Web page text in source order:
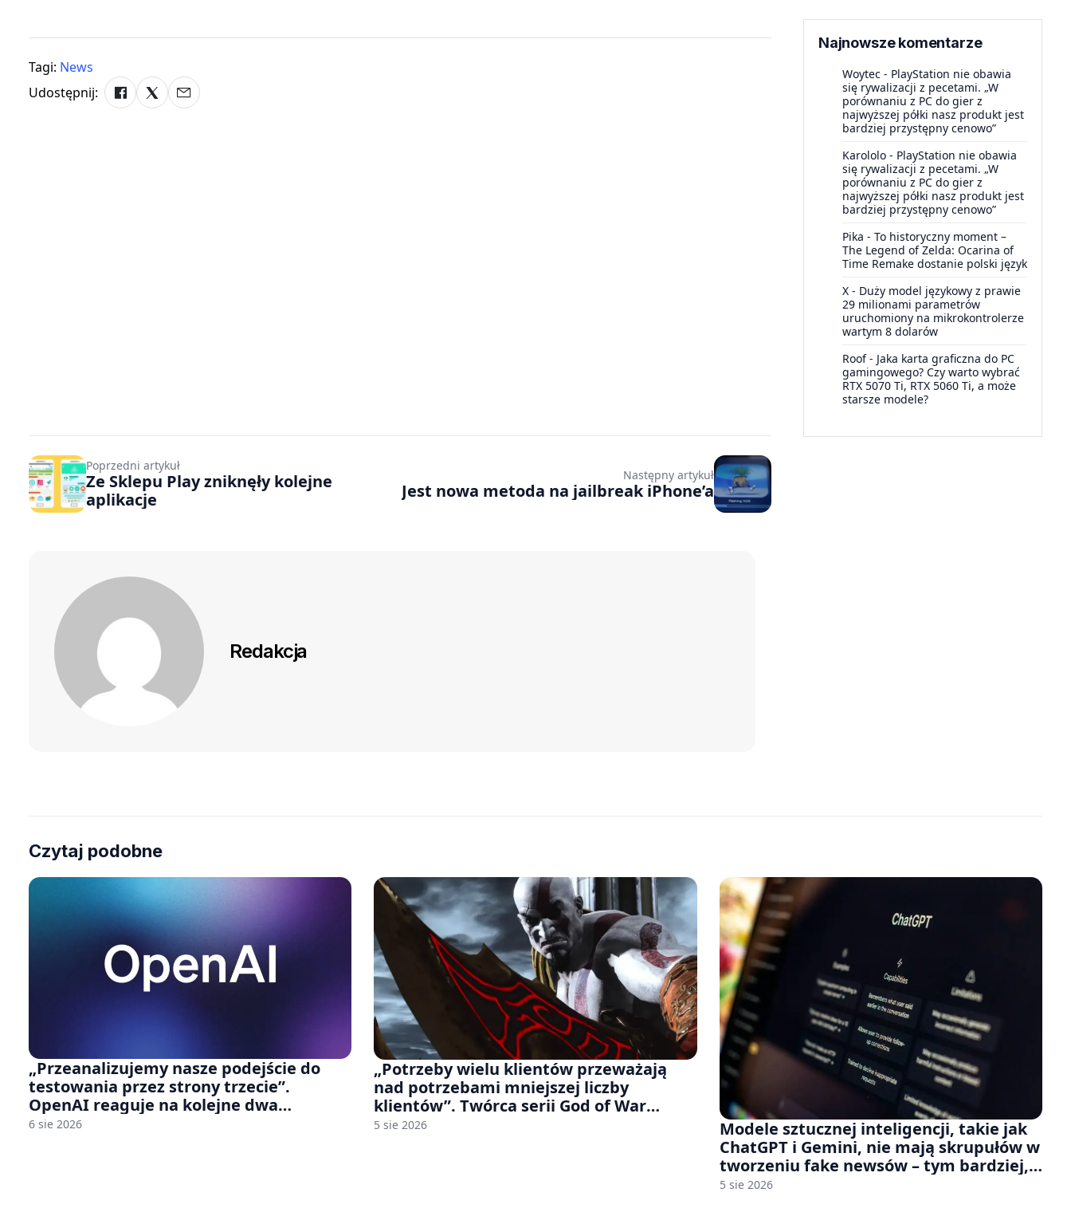
Tagi: News
Udostępnij:
Najnowsze komentarze
Woytec - PlayStation nie obawia
się rywalizacji z pecetami. „W
porównaniu z PC do gier z
najwyższej półki nasz produkt jest
bardziej przystępny cenowo”
Karololo - PlayStation nie obawia
się rywalizacji z pecetami. „W
porównaniu z PC do gier z
najwyższej półki nasz produkt jest
bardziej przystępny cenowo”
Pika - To historyczny moment –
The Legend of Zelda: Ocarina of
Time Remake dostanie polski język
X - Duży model językowy z prawie
29 milionami parametrów
uruchomiony na mikrokontrolerze
wartym 8 dolarów
Roof- Jaka karta graficzna do PC
gamingowego? Czy warto wybrać
RTX 5070 Ti, RTX 5060 Ti, a może
starsze modele?
Poprzedni artykuł
Ze Sklepu Play zniknęły kolejne
aplikacje
Następny artykuł
Jest nowa metoda na jailbreak iPhone’a
Redakcja
Czytaj podobne
„Przeanalizujemy nasze podejście do
testowania przez strony trzecie”.
OpenAI reaguje na kolejne dwa
incydenty z udziałem autorskich modeli
6 sie 2026
„Potrzeby wielu klientów przeważają
nad potrzebami mniejszej liczby
klientów”. Twórca serii God of War
sugeruje, że rozumie, dlaczego Sony
5 sie 2026
Modele sztucznej inteligencji, takie jak
ChatGPT i Gemini, nie mają skrupułów w
tworzeniu fake newsów – tym bardziej,
jeśli rozmawiasz z nimi po polsku
5 sie 2026